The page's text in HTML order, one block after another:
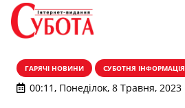
ГАРЯЧІ НОВИНИ СУБОТНЯ ІНФОРМАЦІЯ
00:11, Понеділок, 8 Травня, 2023